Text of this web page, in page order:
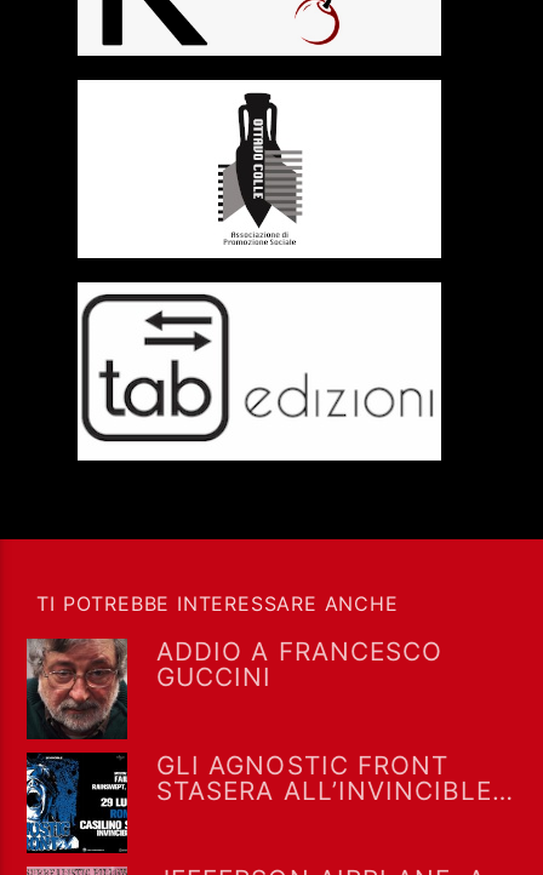
TI POTREBBE INTERESSARE ANCHE
ADDIO A FRANCESCO
GUCCINI
GLI AGNOSTIC FRONT
STASERA ALL’INVINCIBLE